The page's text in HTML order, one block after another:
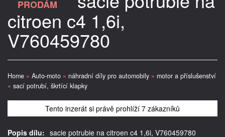
PRODÁM
citroen c4 1,6i,
V760459780
Home » Auto-moto » náhradní díly pro automobily » motor a příslušenství
» sací potrubí, škrtící klapky
Tento inzerát si právě prohlíží 7 zákazníků
Popis dílu: sacie potrubie na citroen c4 1,6i, V760459780